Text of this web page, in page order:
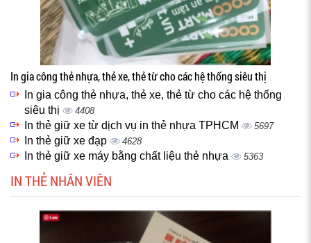
In gia công thẻ nhựa, thẻ xe, thẻ từ cho các hệ thống siêu thị
In gia công thẻ nhựa, thẻ xe, thẻ từ cho các hệ thống
siêu thị
4408
In thẻ giữ xe từ dịch vụ in thẻ nhựa TPHCM 5697
In thẻ giữ xe đạp 4628
In thẻ giữ xe máy bằng chất liệu thẻ nhựa 5363
IN THẺ NHÂN VIÊN